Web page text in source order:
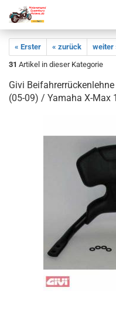
« Erster « zurück weiter
31 Artikel in dieser Kategorie
Givi
(05-09) / Yamaha X-Max